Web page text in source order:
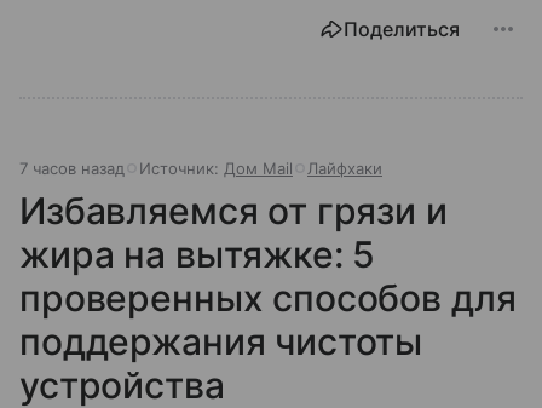
Поделиться
7 часов назад Источник: Дом Mail Лайфхаки
Избавляемся от грязи и
жира на вытяжке: 5
проверенных способов для
поддержания чистоты
устройства